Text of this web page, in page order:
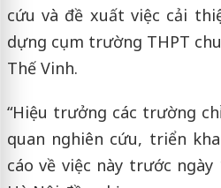
cứu và đề xuất việc cải
dựng cụm trường THPT
Thế Vinh.
“Hiệu trưởng các trường
quan nghiên cứu, triển
cáo về việc này trước ngày